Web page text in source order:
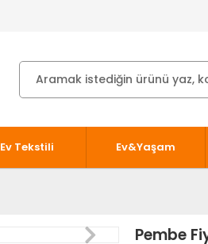
Ev Tekstili Ev&Yaşam
Pembe